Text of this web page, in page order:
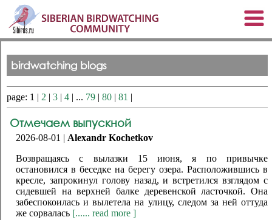
birdwatching blogs
page: 1 | 2 | 3 | 4 | ... 79 | 80 | 81 |
Отмечаем выпускной
2026-08-01 | Alexandr Kochetkov
Возвращаясь с вылазки 15 июня, я по привычке
остановился в беседке на берегу озера. Расположившись в
кресле, запрокинул голову назад, и встретился взглядом с
сидевшей на верхней балке деревенской ласточкой. Она
забеспокоилась и вылетела на улицу, следом за ней оттуда
же сорвалась [...... read more ]